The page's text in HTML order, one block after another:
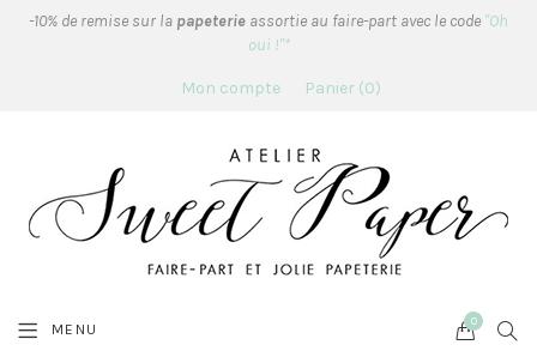
-10% de remise sur la papeterie assortie au faire-part avec le code "Oh
oui !"*
Mon compte Panier 0
MENU Cart
0